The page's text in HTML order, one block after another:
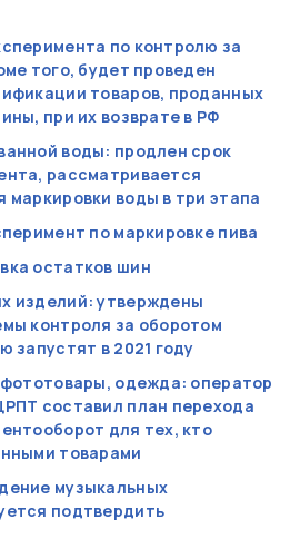
по контролю за
того, будет проведен
товаров, проданных
при их возврате в РФ
воды: продлен срок
рассматривается
маркировки воды в три этапа
по маркировке пива
остатков шин
изделий: утверждены
контроля за оборотом
запустят в 2021 году
одежда: оператор
составил план перехода
для тех, кто
товарами
музыкальных
подтвердить